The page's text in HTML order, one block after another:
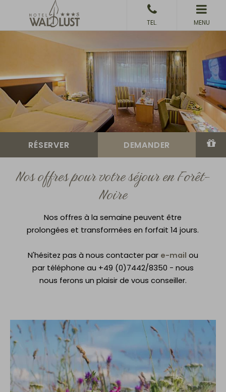
MENU
Nos offres pour votre séjour en Forêt-
Noire
Nos offres à la semaine peuvent être
prolongées et transformées en forfait 14 jours.
N'hésitez pas à nous contacter par e-mail ou
par téléphone au +49 (0)7442/8350 - nous
nous ferons un plaisir de vous conseiller.